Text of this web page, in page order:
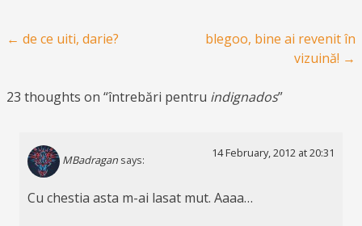
Post navigation
← de ce uiti, darie?
blegoo, bine ai revenit în
vizuină! →
23 thoughts on “întrebări pentru indignados”
MBadragan says:
14 February, 2012 at 20:31
Cu chestia asta m-ai lasat mut. Aaaa…